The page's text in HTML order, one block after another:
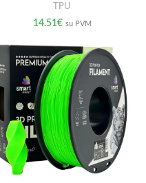
TPU
14.51€ su PVM